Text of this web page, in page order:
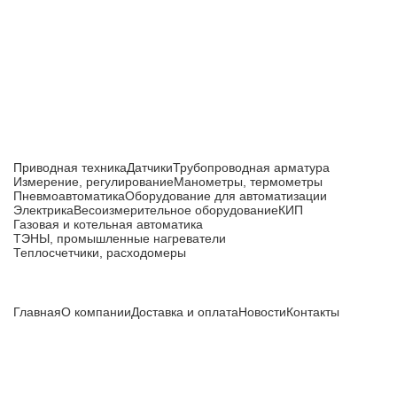
Приводная техникаДатчикиТрубопроводная арматура
Измерение, регулированиеМанометры, термометры
ПневмоавтоматикаОборудование для автоматизации
ЭлектрикаВесоизмерительное оборудованиеКИП
Газовая и котельная автоматика
ТЭНЫ, промышленные нагреватели
Теплосчетчики, расходомеры
ГлавнаяО компанииДоставка и оплатаНовостиКонтакты